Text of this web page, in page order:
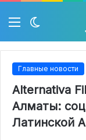
Мәзір
skin
Главные новости
Alternativa
Алматы:
Латинской